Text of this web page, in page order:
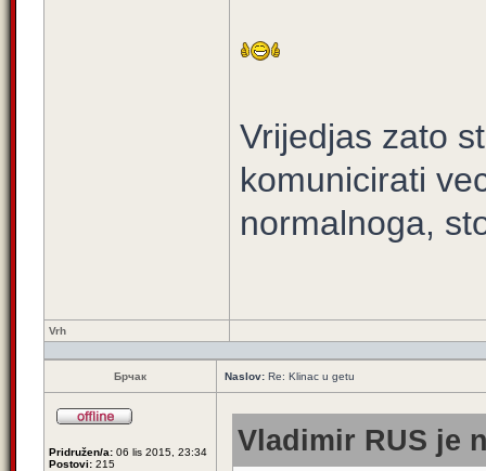
Vrijedjas zato
komunicirati
normalnoga,
Vrh
Брчак Naslov: Re: Klinac u getu
Pridružen/a: 06 lis 2015, 23:34
Postovi: 215
Vladimir RUS je